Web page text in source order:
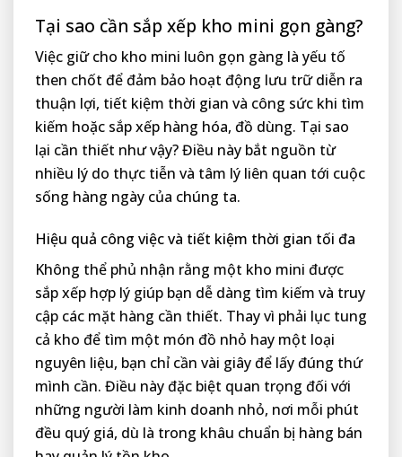
Tại sao cần sắp xếp kho mini gọn gàng?
Việc giữ cho kho mini luôn gọn gàng là yếu tố
then chốt để đảm bảo hoạt động lưu trữ diễn ra
thuận lợi, tiết kiệm thời gian và công sức khi tìm
kiếm hoặc sắp xếp hàng hóa, đồ dùng. Tại sao
lại cần thiết như vậy? Điều này bắt nguồn từ
nhiều lý do thực tiễn và tâm lý liên quan tới cuộc
sống hàng ngày của chúng ta.
Hiệu quả công việc và tiết kiệm thời gian tối đa
Không thể phủ nhận rằng một kho mini được
sắp xếp hợp lý giúp bạn dễ dàng tìm kiếm và truy
cập các mặt hàng cần thiết. Thay vì phải lục tung
cả kho để tìm một món đồ nhỏ hay một loại
nguyên liệu, bạn chỉ cần vài giây để lấy đúng thứ
mình cần. Điều này đặc biệt quan trọng đối với
những người làm kinh doanh nhỏ, nơi mỗi phút
đều quý giá, dù là trong khâu chuẩn bị hàng bán